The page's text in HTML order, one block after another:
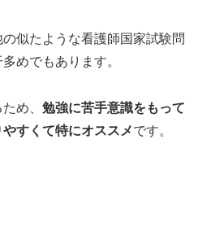
似たような看護師国家試験問
めでもあります。
め、 勉強に苦手意識をもって
すくて特にオススメです。